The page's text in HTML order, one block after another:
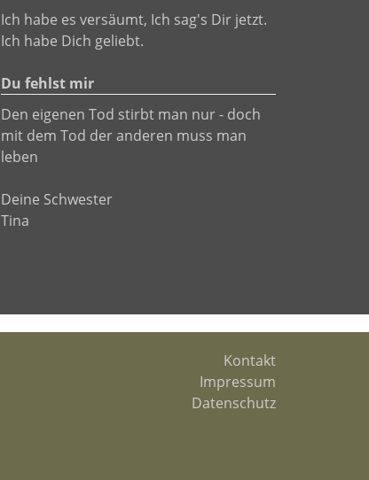
Ich habe es versäumt, Ich sag's Dir jetzt.
Ich habe Dich geliebt.
Du fehlst mir
Den eigenen Tod stirbt man nur - doch
mit dem Tod der anderen muss man
leben
Deine Schwester
Tina
Kontakt
Impressum
Datenschutz